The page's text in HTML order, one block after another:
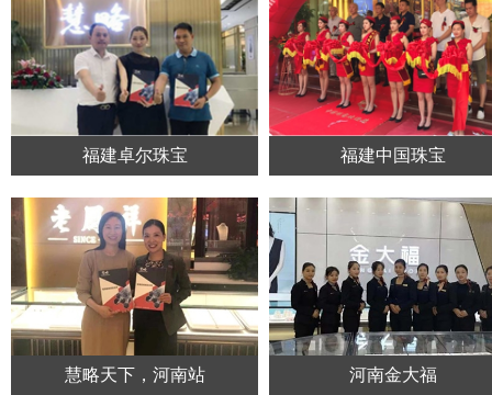
福建卓尔珠宝 福建中国珠宝
慧略天下，河南站 河南金大福